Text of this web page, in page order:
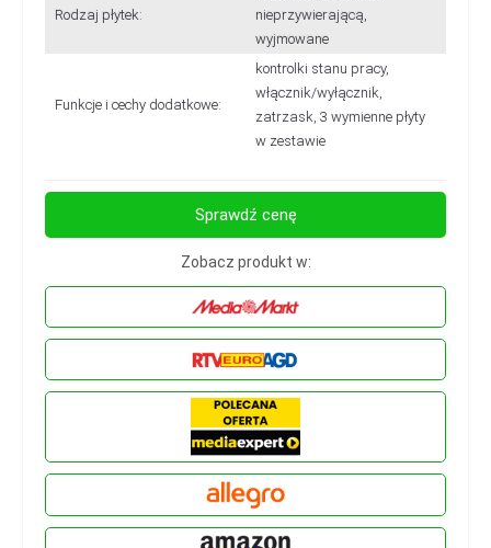
Rodzaj płytek:
nieprzywierającą,
wyjmowane
Funkcje i cechy dodatkowe:
kontrolki stanu pracy,
włącznik/wyłącznik,
zatrzask, 3 wymienne płyty
w zestawie
Sprawdź cenę
Zobacz produkt w: